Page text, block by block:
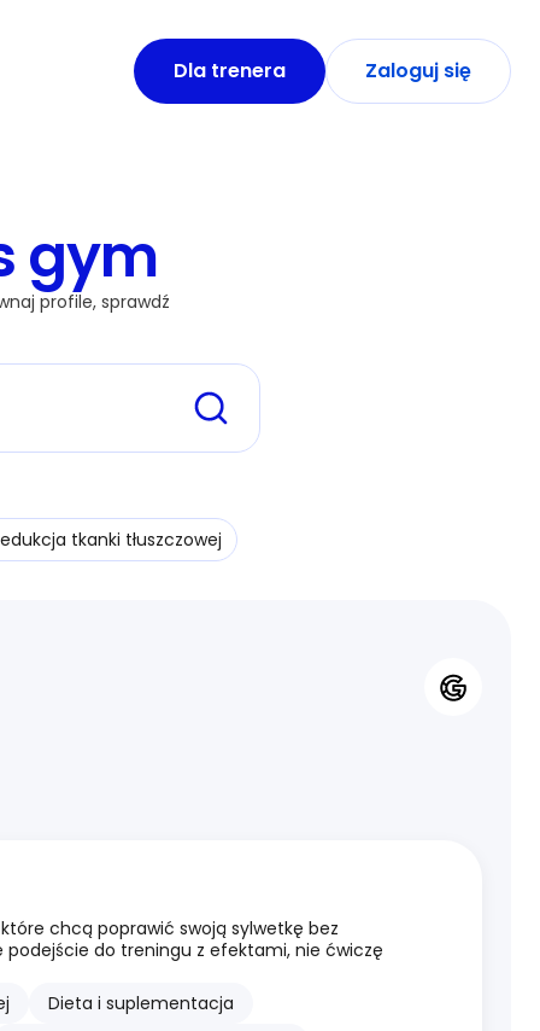
Dla trenera Zaloguj się
gym
profile, sprawdź
tkanki tłuszczowej
chcą poprawić swoją sylwetkę bez
do treningu z efektami, nie ćwiczę
Dieta i suplementacja